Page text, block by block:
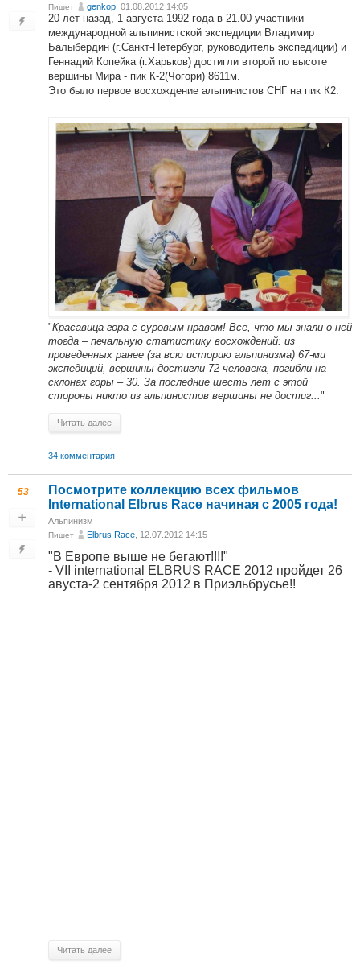
Пишет genkop , 01.08.2012 14:05
20 лет назад, 1 августа 1992 года в 21.00 участники
международной альпинистской экспедиции Владимир
Балыбердин (г.Санкт-Петербург, руководитель экспедиции) и
Геннадий Копейка (г.Харьков) достигли второй по высоте
вершины Мира - пик К-2(Чогори) 8611м.
Это было первое восхождение альпинистов СНГ на пик К2.
"Красавица-гора с суровым нравом! Все, что мы знали о ней
тогда – печальную статистику восхождений: из
проведенных ранее (за всю историю альпинизма) 67-ми
экспедиций, вершины достигли 72 человека, погибли на
склонах горы – 30. За последние шесть лет с этой
стороны никто из альпинистов вершины не достиг..."
Читать далее
34 комментария
53
Посмотрите коллекцию всех фильмов
International Elbrus Race начиная с 2005 года!
Альпинизм
Пишет Elbrus Race , 12.07.2012 14:15
"В Европе выше не бегают!!!!"
- VII international ELBRUS RACE 2012 пройдет 26
авуста-2 сентября 2012 в Приэльбрусье!!
Читать далее